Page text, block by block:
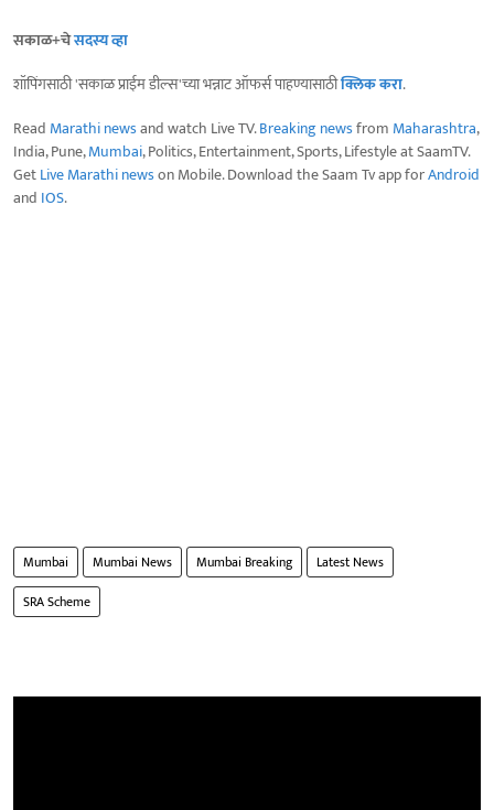
सकाळ+चेसदस्य व्हा
शॉपिंगसाठी 'सकाळ प्राईम डील्स'च्या भन्नाट ऑफर्स पाहण्यासाठीक्लिक करा.
Read Marathi newsand watch Live TV.Breaking newsfrom Maharashtra,
India, Pune,Mumbai, Politics, Entertainment, Sports, Lifestyle at SaamTV.
GetLive Marathi newson Mobile. Download the Saam Tv app forAndroid
and IOS.
Mumbai Mumbai News Mumbai Breaking
Latest News
SRA Scheme